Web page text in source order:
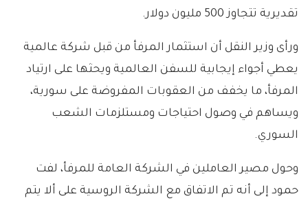
تقديرية تتجاوز 500 مليون دولار.
ورأى وزير النقل أن استثمار المرفأ من قبل شركة عالمية
يعطي أجواء إيجابية للسفن العالمية ويحثها على ارتياد
المرفأ، ما يخفف من العقوبات المفروضة على سورية،
ويساهم في وصول احتياجات ومستلزمات الشعب
السوري.
وحول مصير العاملين في الشركة العامة للمرفأ، لفت
حمود إلى أنه تم الاتفاق مع الشركة الروسية على ألا يتم